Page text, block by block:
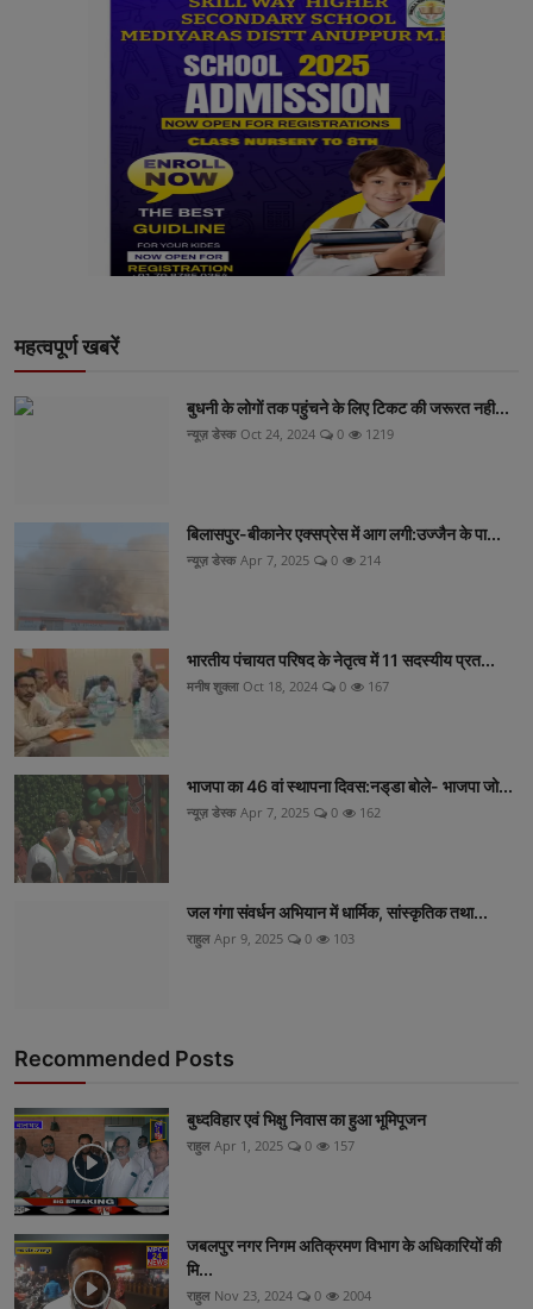
महत्वपूर्ण खबरें
बुधनी के लोगों तक पहुंचने के लिए टिकट की जरूरत नही...
न्यूज़ डेस्क Oct 24, 2024 0 1219
बिलासपुर-बीकानेर एक्सप्रेस में आग लगी:उज्जैन के पा...
न्यूज़ डेस्क Apr 7, 2025 0 214
भारतीय पंचायत परिषद के नेतृत्व में 11 सदस्यीय प्रत...
मनीष शुक्ला Oct 18, 2024 0 167
भाजपा का 46 वां स्थापना दिवस:नड्‌डा बोले- भाजपा जो...
न्यूज़ डेस्क Apr 7, 2025 0 162
जल गंगा संवर्धन अभियान में धार्मिक, सांस्कृतिक तथा...
राहुल Apr 9, 2025 0 103
Recommended Posts
बुध्दविहार एवं भिक्षु निवास का हुआ भूमिपूजन
राहुल Apr 1, 2025 0 157
जबलपुर नगर निगम अतिक्रमण विभाग के अधिकारियों की
मि...
राहुल Nov 23, 2024 0 2004